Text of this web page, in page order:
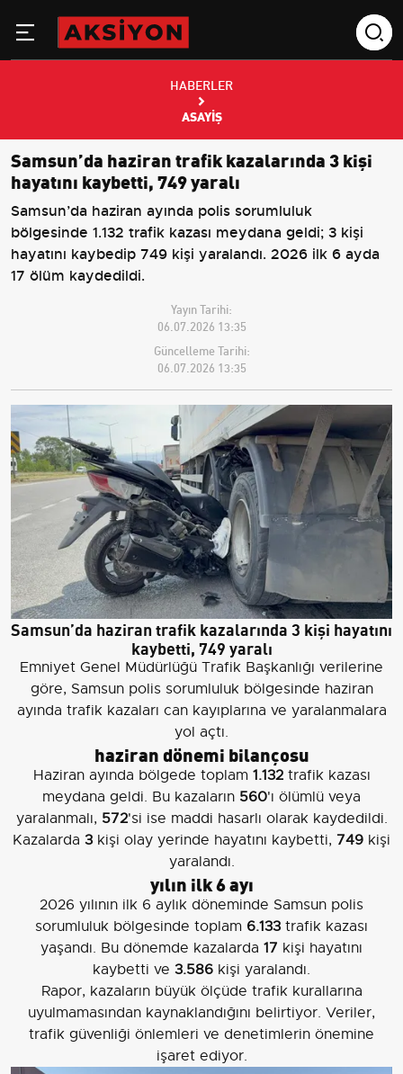
HABERLER
ASAYIŞ
Samsun’da haziran trafik kazalarında 3 kişi
hayatını kaybetti, 749 yaralı
Samsun’da haziran ayında polis sorumluluk
bölgesinde 1.132 trafik kazası meydana geldi; 3 kişi
hayatını kaybedip 749 kişi yaralandı. 2026 ilk 6 ayda
17 ölüm kaydedildi.
Yayın Tarihi:
06.07.2026 13:35
Güncelleme Tarihi:
06.07.2026 13:35
Samsun’da haziran trafik kazalarında 3 kişi hayatını
kaybetti, 749 yaralı
Emniyet Genel Müdürlüğü Trafik Başkanlığı verilerine
göre, Samsun polis sorumluluk bölgesinde haziran
ayında trafik kazaları can kayıplarına ve yaralanmalara
yol açtı.
haziran dönemi bilançosu
Haziran ayında bölgede toplam 1.132trafik kazası
meydana geldi. Bu kazaların 560'ı ölümlü veya
yaralanmalı, 572'si ise maddi hasarlı olarak kaydedildi.
Kazalarda 3 kişi olay yerinde hayatını kaybetti, 749 kişi
yaralandı.
yılın ilk 6 ayı
2026 yılının ilk 6 aylık döneminde Samsun polis
sorumluluk bölgesinde toplam 6.133 trafik kazası
yaşandı. Bu dönemde kazalarda 17 kişi hayatını
kaybetti ve 3.586 kişi yaralandı.
Rapor, kazaların büyük ölçüde trafik kurallarına
uyulmamasından kaynaklandığını belirtiyor. Veriler,
trafik güvenliği önlemleri ve denetimlerin önemine
işaret ediyor.